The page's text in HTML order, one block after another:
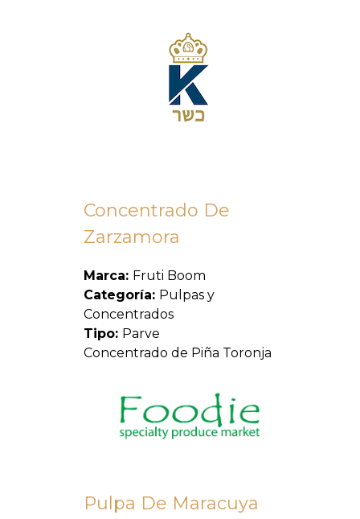
Concentrado De
Zarzamora
Marca: Fruti Boom
Categoría: Pulpas y
Concentrados
Tipo: Parve
Concentrado de Piña Toronja
Pulpa De Maracuya